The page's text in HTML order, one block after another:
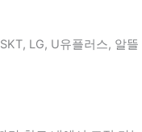
LG, U유플러스, 알뜰